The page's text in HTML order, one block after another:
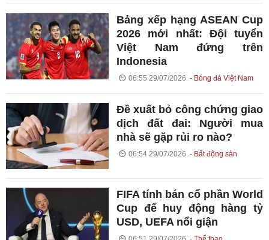
Bảng xếp hạng ASEAN Cup
2026 mới nhất: Đội tuyển
Việt Nam đứng trên
Indonesia
06:55 29/07/2026 Bóng đá Việt Nam
Đề xuất bỏ công chứng giao
dịch đất đai: Người mua
nhà sẽ gặp rủi ro nào?
06:54 29/07/2026 Bất động sản
FIFA tính bán cổ phần World
Cup để huy động hàng tỷ
USD, UEFA nổi giận